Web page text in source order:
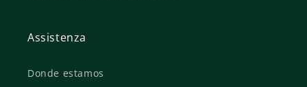
Assistenza
Donde estamos